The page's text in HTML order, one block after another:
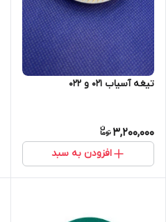
تیغه آسیاب ۰۲۱ و ۰۲۲
3,200,000
افزودن به سبد